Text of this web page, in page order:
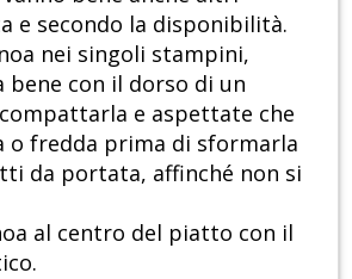
e secondo la disponibilità.
nei singoli stampini,
bene con il dorso di un
e aspettate che
o fredda prima di sformarla
da portata, affinché non si
al centro del piatto con il